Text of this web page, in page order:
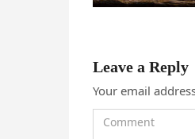
Leave a Reply
Your email